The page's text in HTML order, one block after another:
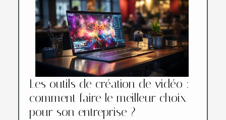
Les outils de création de vidéo :
comment faire le meilleur choix
pour son entreprise ?